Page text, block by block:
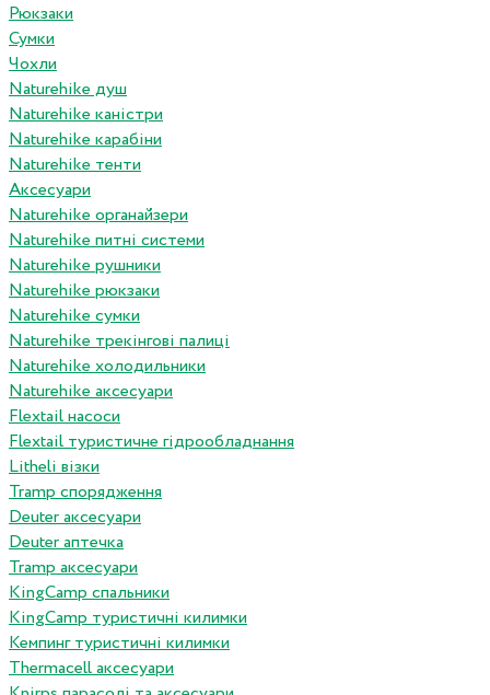
Рюкзаки
Сумки
Чохли
Naturehike душ
Naturehike каністри
Naturehike карабіни
Naturehike тенти
Аксесуари
Naturehike органайзери
Naturehike питні системи
Naturehike рушники
Naturehike рюкзаки
Naturehike сумки
Naturehike трекінгові палиці
Naturehike холодильники
Naturehike аксесуари
Flextail насоси
Flextail туристичне гідрообладнання
Litheli візки
Tramp спорядження
Deuter аксесуари
Deuter аптечка
Tramp аксесуари
KingCamp спальники
KingCamp туристичні килимки
Кемпинг туристичні килимки
Thermacell аксесуари